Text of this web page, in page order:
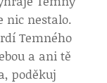
nic nestalo.
Temného
a ani tě
poděkuj